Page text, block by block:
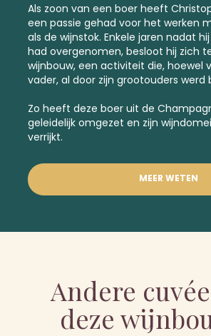
Als zoon van een boer heeft
een passie gehad voor het werken
als de wijnstok. Enkele jaren nadat
had overgenomen, besloot hij zich
wijnbouw, een activiteit die, hoewel
vader, al door zijn grootouders werd
Zo heeft deze boer uit de
geleidelijk omgezet en zijn
verrijkt.
MEER WETEN
Andere
deze